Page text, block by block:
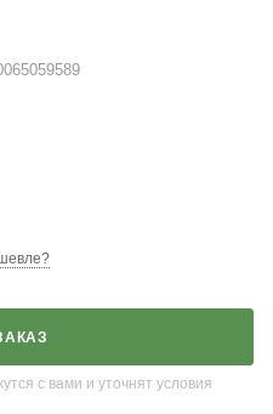
с вами и уточнят условия